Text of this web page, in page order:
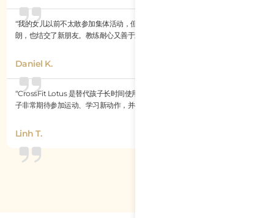
“我的女儿以前不太敢参加集体活动，但儿童 CrossFit 课程帮助她变得更加开
朗，也结交了新朋友。教练耐心又善于鼓励，让运动真正变得充满乐趣。”
Daniel K.
“CrossFit Lotus 是替代孩子长时间使用电子设备的绝佳选择。现在，我们的孩
子非常期待参加运动、学习新动作，并与其他孩子一起庆祝每一次进步。”
Linh T.